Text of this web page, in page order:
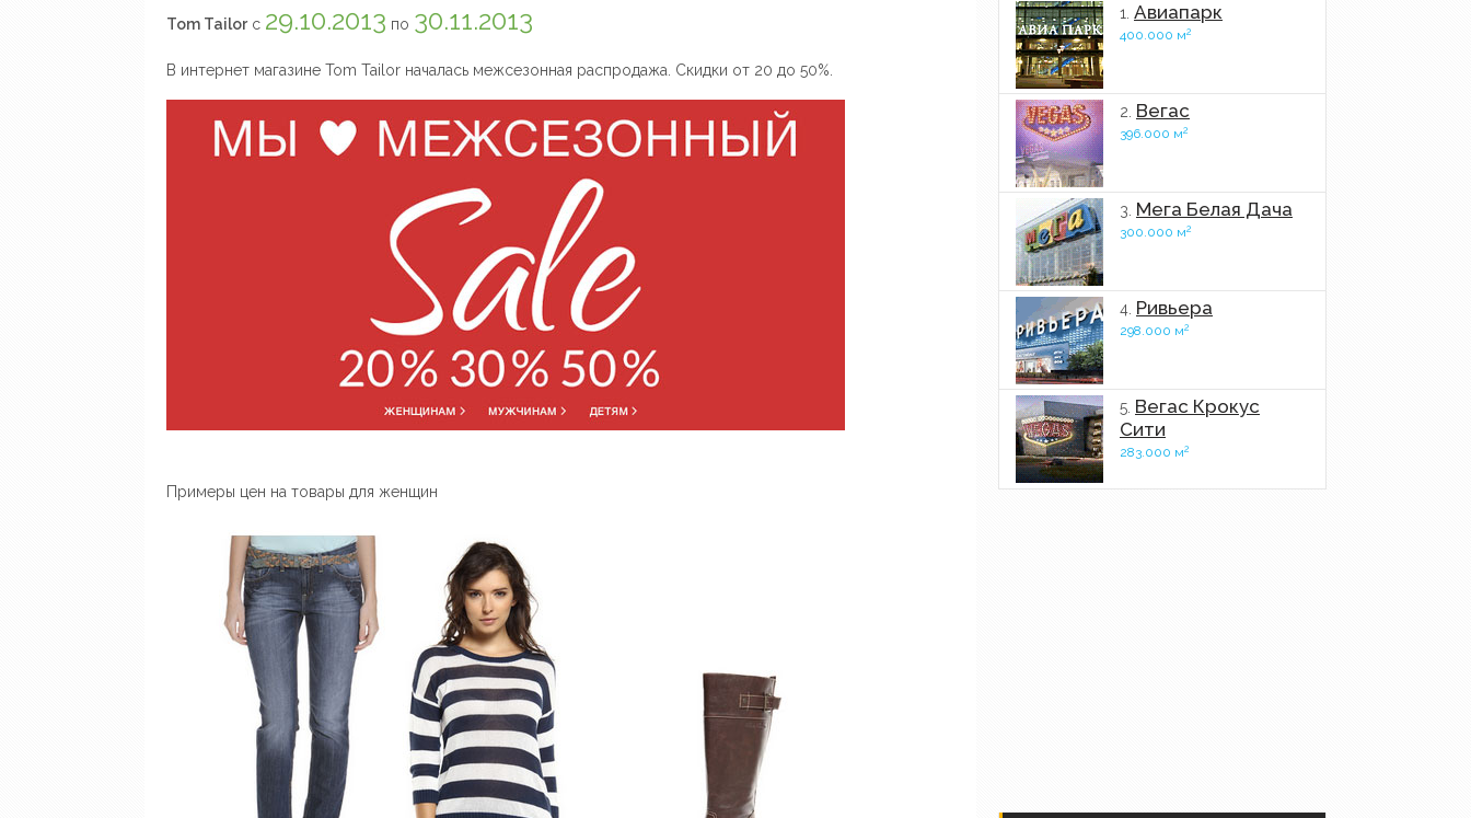
Tom Tailorс 29.10.2013 по 30.11.2013
В интернет магазине Tom Tailor началась межсезонная распродажа. Скидки от 20 до 50%.
Примеры цен на товары для женщин
1. Авиапарк
400.000 м2
2. Вегас
396.000 м2
3. Мега Белая Дача
300.000 м2
4. Ривьера
298.000 м2
5. Вегас Крокус
Сити
283.000 м2